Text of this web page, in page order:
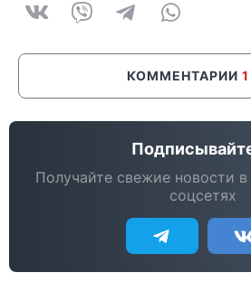
КОММЕНТАРИИ 1
Получайте свежие новости
соцсетях